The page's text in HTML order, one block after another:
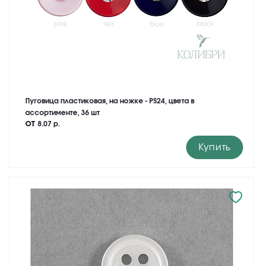
Пуговица пластиковая, на ножке - PS24, цвета в
ассортименте, 36 шт
от 8.07 р.
Купить